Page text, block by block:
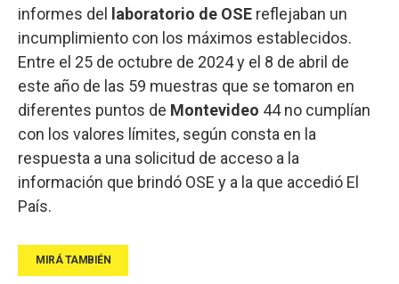
informes del
laboratorio de OSE reflejaban un
incumplimiento con los máximos establecidos.
Entre el 25 de octubre de 2024 y el 8 de abril de
este año de las 59 muestras que se tomaron en
diferentes puntos de Montevideo 44 no cumplían
con los valores límites, según consta en la
respuesta a una solicitud de acceso a la
información que brindó OSE y a la que accedió El
País.